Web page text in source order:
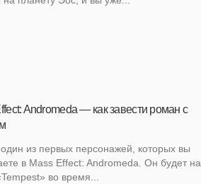
Andromeda — как завести роман с
из первых персонажей, которых вы
в Mass Effect: Andromeda. Он будет на
во время...